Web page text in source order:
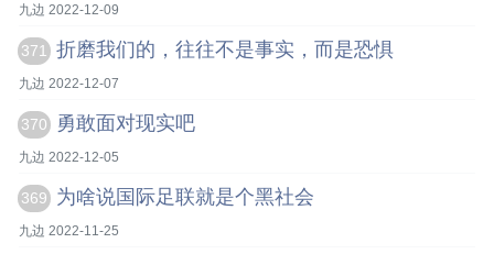
九边 2022-12-09
371 折磨我们的，往往不是事实，而是恐惧
九边 2022-12-07
370 勇敢面对现实吧
九边 2022-12-05
369 为啥说国际足联就是个黑社会
九边 2022-11-25